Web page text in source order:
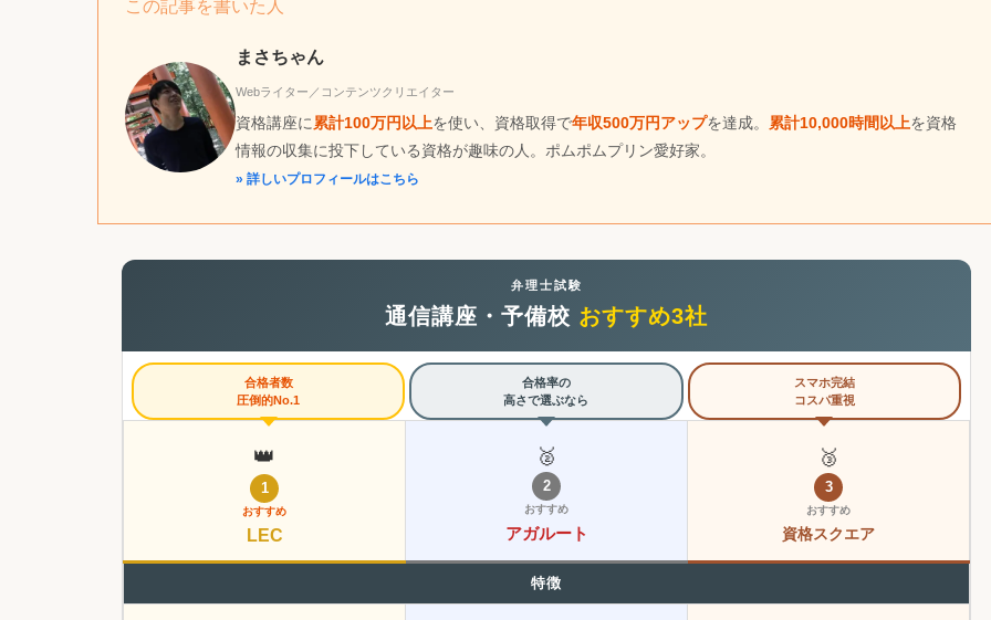
この記事を書いた人
まさちゃん
Webライター／コンテンツクリエイター
資格講座に累計100万円以上を使い、資格取得で年収500万円アップを達成。 累計10,000時間以上を資格
情報の収集に投下している資格が趣味の人。ポムポムプリン愛好家。
» 詳しいプロフィールはこちら
弁理士試験
通信講座・予備校 おすすめ3社
合格者数
圧倒的No.1
合格率の
高さで選ぶなら
スマホ完結
コスパ重視
👑
1
おすすめ
LEC
🥈
2
おすすめ
アガルート
🥉
3
おすすめ
資格スクエア
特徴